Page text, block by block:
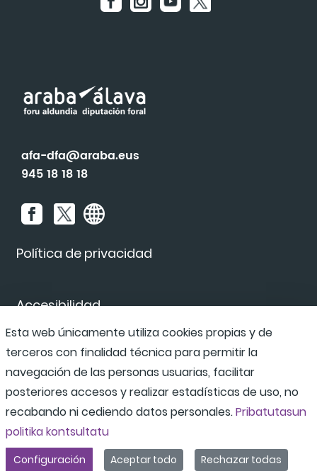
Política de privacidad
Accesibilidad
Canal de denuncias
afa-dfa@araba.eus
945 18 18 18
Esta web únicamente utiliza cookies propias y de
terceros con finalidad técnica para permitir la
navegación de las personas usuarias, facilitar
posteriores accesos y realizar estadísticas de uso, no
recabando ni cediendo datos personales.Pribatutasun
politika kontsultatu
Configuración Aceptar todo Rechazar todas